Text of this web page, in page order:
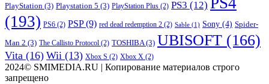
PlayStation (3) Playstation 5 (3) PlayStation Plus (2) PS3 (12)
(193) PS6 (2) PSP(9) red dead redemption 2 (2) Sable (1) Sony (4) Spider-
Man 2 (3) The Callisto Protocol (2) TOSHIBA(3) UBISOFT (166)
Vita (16) Wii (13) Xbox S (2) Xbox X (2)
2024© SMIMEDIA.RU | Копирование материалов строго
запрещено